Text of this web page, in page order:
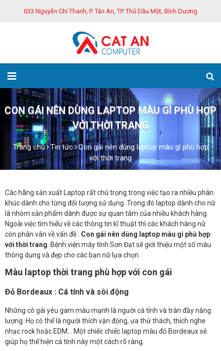
633 Nguyễn Chí Thanh, P. Tân An, TP. Thủ Dầu Một, Bình Dương
CON GÁI NÊN DÙNG LAPTOP MÀU GÌ PHÙ HỢP
VỚI THỜI TRANG
Trang chủ Tin tức
Con gái nên dùng laptop màu gì phù hợp
với thời trang
Các hãng sản xuất Laptop rất chú trọng trong việc tạo ra nhiều phân
khúc dành cho từng đối tượng sử dụng. Trong đó laptop dành cho nữ
là nhóm sản phẩm dành được sự quan tâm của nhiều khách hàng.
Ngoài việc tìm hiểu về các thông tin kĩ thuật thì các khách hàng nữ
còn phân vân về vấn đề : Con gái nên dùng laptop màu gì phù hợp
với thời trang . Bệnh viện máy tính Sơn Đạt sẽ giới thiệu một số màu
thông dụng và đẹp cho các bạn nữ lựa chọn.
Màu laptop thời trang phù hợp với con gái
Đỏ Bordeaux : Cá tính và sôi động
Những cô gái yêu gam màu mạnh là người cá tính và tràn đầy năng
lượng. Họ có thể là người thích vận động, ưa thử thách, thích nghe
nhạc rock hoặc EDM… Một chiếc chiếc laptop màu đỏ Bordeaux sẽ
giúp họ thể hiện cá tính này một cách rõ ràng.